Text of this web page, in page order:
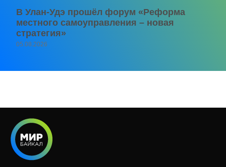
В Улан-Удэ прошёл форум «Реформа
местного самоуправления – новая
стратегия»
05.08.2026